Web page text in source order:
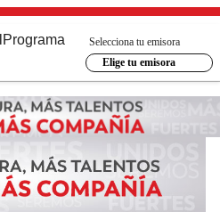
Programa
Selecciona tu emisora
Elige tu emisora